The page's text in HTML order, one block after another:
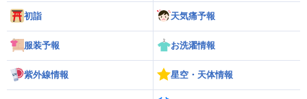
初詣 天気痛予報
服装予報 お洗濯情報
紫外線情報 星空・天体情報